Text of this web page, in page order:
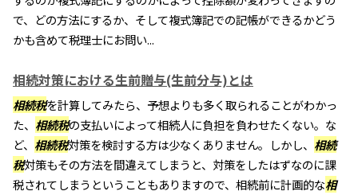
で、どの方法にするか、そして複式簿記での記帳ができるかどう
かも含めて税理士にお問い...
相続対策における生前贈与(生前分与)とは
相続税を計算してみたら、予想よりも多く取られることがわかっ
た、 相続税の支払いによって相続人に負担を負わせたくない。な
ど、 相続税対策を検討する方は少なくありません。しかし、 相続
税対策もその方法を間違えてしまうと、対策をしたはずなのに課
税されてしまうということもありますので、相続前に計画的な相